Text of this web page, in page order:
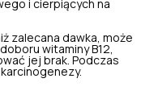
i cierpiących na
zalecana dawka, może
witaminy B12,
jej brak. Podczas